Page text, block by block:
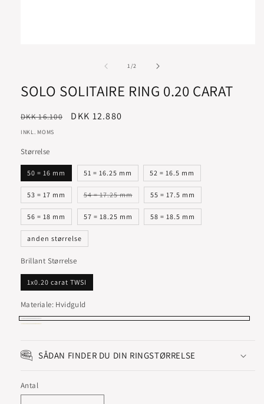
1/af2
SOLO SOLITAIRE RING 0.20 CARAT
Normalpris
DKK 16.100 Udsalgspris
DKK 12.880
INKL. MOMS
Størrelse
50 = 16 mm 51 = 16.25 mm 52 = 16.5 mm
53 = 17 mm 54 = 17.25 mmVarianten
er
udsolgt
utilgængelig
55 = 17.5 mm
56 = 18 mm 57 = 18.25 mm 58 = 18.5 mm
anden størrelse
Brillant Størrelse
1x0.20 carat TWSI
Materiale: Hvidguld
Hvidguld
er
udsolgt
eller
utilgængelig
SÅDAN FINDER DU DIN RINGSTØRRELSE
Antal